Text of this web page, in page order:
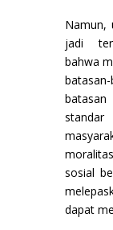
Namun,
jadi
bahwa
standar
sosial
dapat